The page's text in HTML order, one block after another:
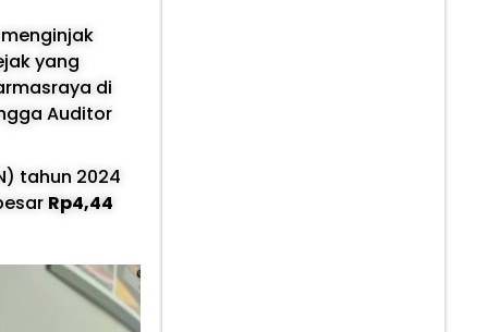
yang
di
Auditor
tahun 2024
Rp4,44